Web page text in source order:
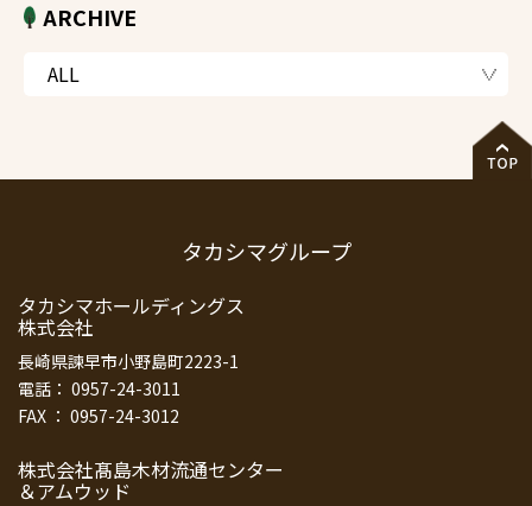
ARCHIVE
タカシマグループ
タカシマホールディングス
株式会社
長崎県諫早市小野島町2223-1
電話： 0957-24-3011
FAX ： 0957-24-3012
株式会社髙島木材流通センター
＆アムウッド